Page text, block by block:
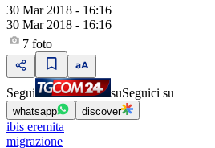
30 Mar 2018 - 16:16
30 Mar 2018 - 16:16
7 foto
Segui suSeguici su
whatsapp discover
ibis eremita
migrazione